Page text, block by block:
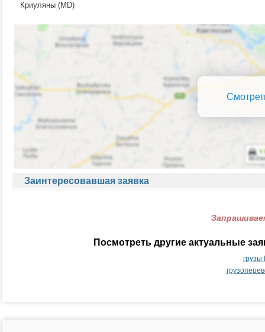
Криуляны (MD)
Заинтересовавшая заявка
Посмотреть другие актуальные